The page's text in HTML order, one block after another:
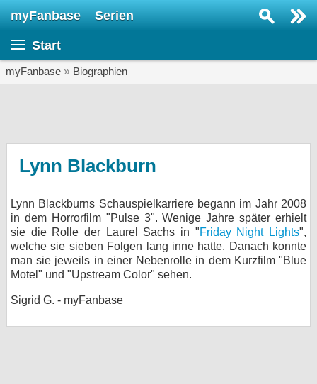
myFanbase Serien
Start
myFanbase » Biographien
Lynn Blackburn
Lynn Blackburns Schauspielkarriere begann im Jahr 2008
in dem Horrorfilm "Pulse 3". Wenige Jahre später erhielt
sie die Rolle der Laurel Sachs in "Friday Night Lights",
welche sie sieben Folgen lang inne hatte. Danach konnte
man sie jeweils in einer Nebenrolle in dem Kurzfilm "Blue
Motel" und "Upstream Color" sehen.
Sigrid G. - myFanbase
KULTUR
Specials
SERVICE
Gewinnspiele